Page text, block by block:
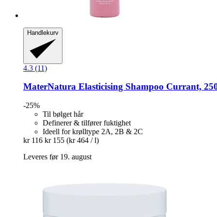
Handlekurv
4.3 (11)
MaterNatura Elasticising Shampoo Currant,
-25%
Til bølget hår
Definerer & tilfører fuktighet
Ideell for krølltype 2A, 2B & 2C
kr 116 kr 155 (kr 464 / l)
Leveres før 19. august